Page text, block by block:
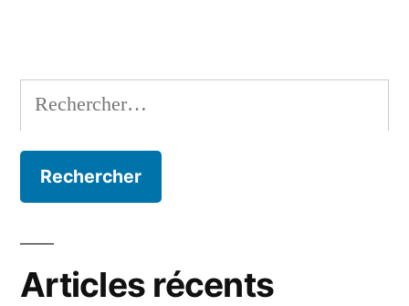
Rechercher :
Articles récents